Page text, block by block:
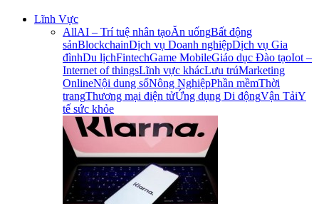
Lĩnh Vực
AllAI – Trí tuệ nhân tạoĂn uốngBất động
sảnBlockchainDịch vụ Doanh nghiệpDịch vụ Gia
đìnhDu lịchFintechGame MobileGiáo dục Đào tạoIot –
Internet of thingsLĩnh vực khácLưu trúMarketing
OnlineNội dung sốNông NghiệpPhần mềmThời
trangThương mại điện tửỨng dụng Di độngVận TảiY
tế sức khỏe